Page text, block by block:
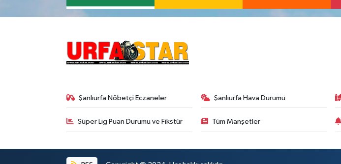
Şanlıurfa Nöbetçi Eczaneler Şanlıurfa Hava Durumu
Süper Lig Puan Durumu ve Fikstür Tüm Manşetler